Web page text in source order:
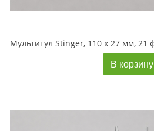
В корзину